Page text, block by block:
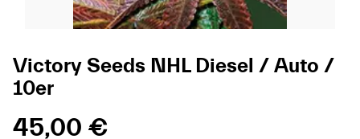
Victory Seeds NHL Diesel / Auto /
10er
45,00 €